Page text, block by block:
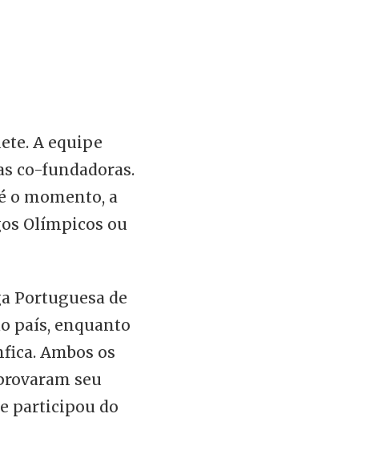
A equipe
co-fundadoras.
o momento, a
Olímpicos ou
Portuguesa de
país, enquanto
Ambos os
seu
participou do